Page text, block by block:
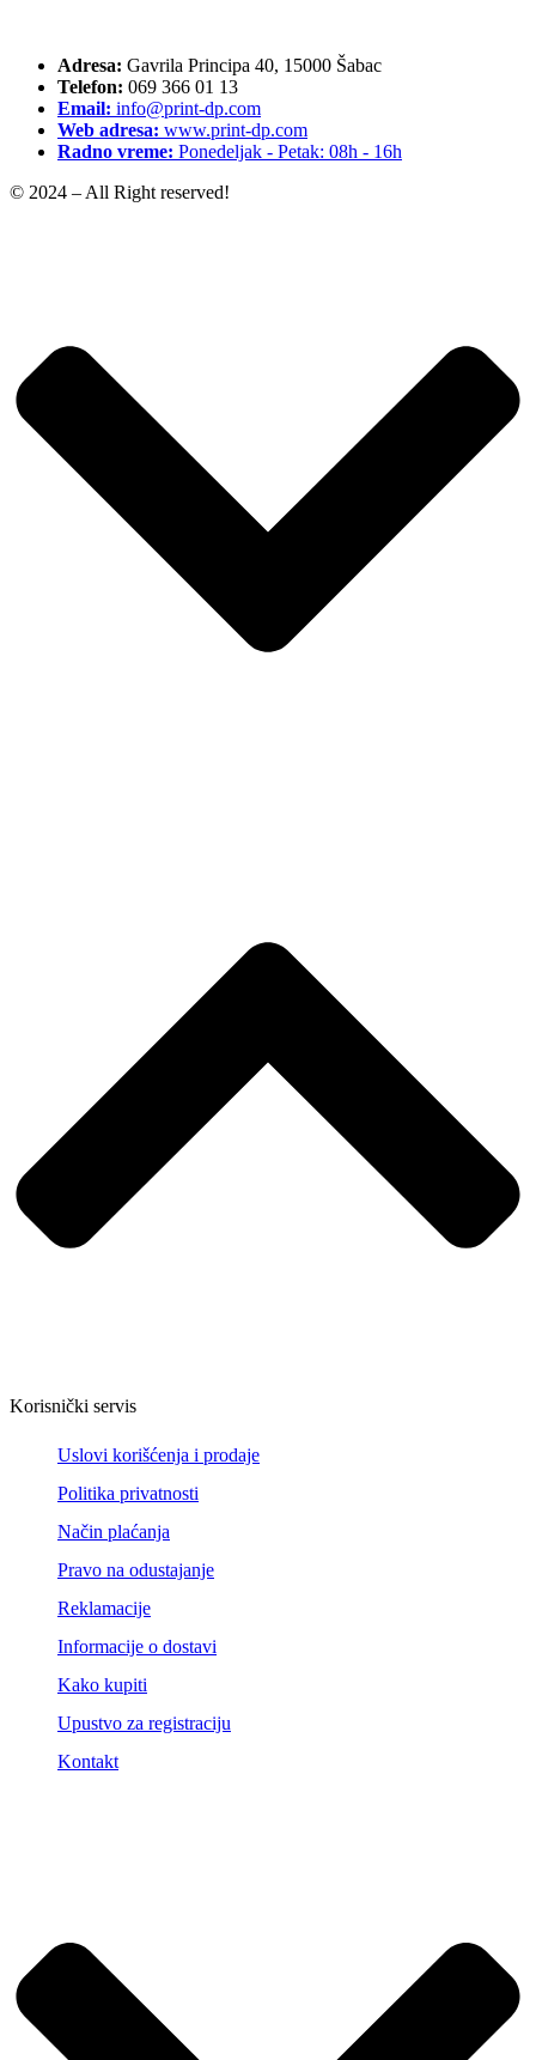
Adresa: Gavrila Principa 40, 15000 Šabac
Telefon: 069 366 01 13
Email: info@print-dp.com
Web adresa: www.print-dp.com
Radno vreme: Ponedeljak - Petak: 08h - 16h
© 2024 – All Right reserved!
Korisnički servis
Uslovi korišćenja i prodaje
Politika privatnosti
Način plaćanja
Pravo na odustajanje
Reklamacije
Informacije o dostavi
Kako kupiti
Upustvo za registraciju
Kontakt